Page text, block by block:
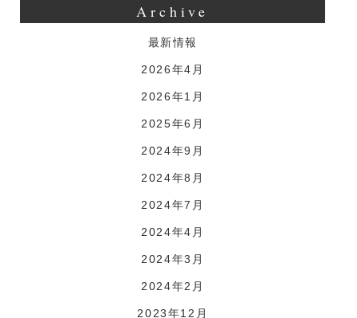
Archive
最新情報
2026年4月
2026年1月
2025年6月
2024年9月
2024年8月
2024年7月
2024年4月
2024年3月
2024年2月
2023年12月